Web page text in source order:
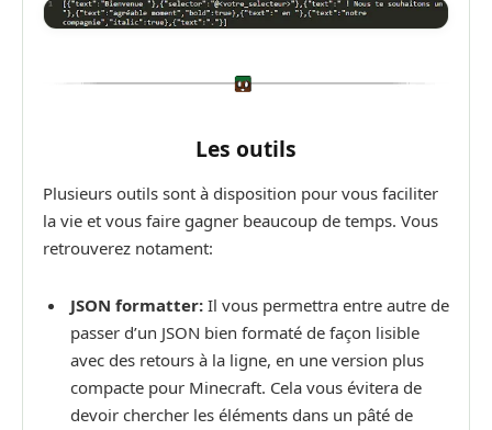
Les outils
Plusieurs outils sont à disposition pour vous faciliter
la vie et vous faire gagner beaucoup de temps. Vous
retrouverez notament:
JSON formatter: Il vous permettra entre autre de
passer d’un JSON bien formaté de façon lisible
avec des retours à la ligne, en une version plus
compacte pour Minecraft. Cela vous évitera de
devoir chercher les éléments dans un pâté de